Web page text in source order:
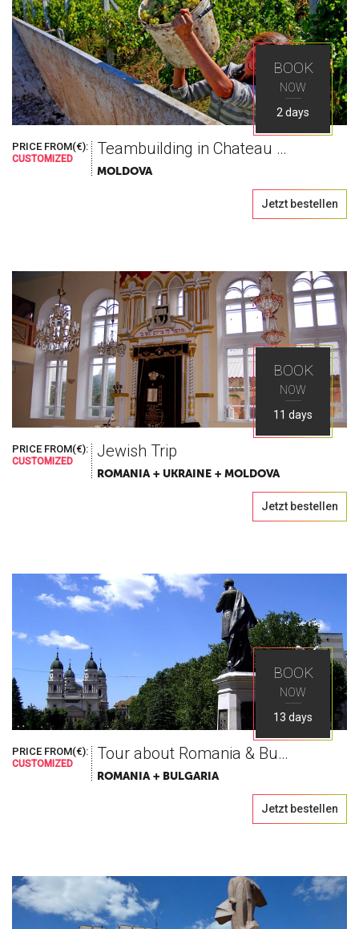
BOOK
NOW
2 days
PRICE FROM(€):
CUSTOMIZED
Teambuilding in Chateau Vartely
MOLDOVA
Jetzt bestellen
BOOK
NOW
11 days
PRICE FROM(€):
CUSTOMIZED
Jewish Trip
ROMANIA + UKRAINE + MOLDOVA
Jetzt bestellen
BOOK
NOW
13 days
PRICE FROM(€):
CUSTOMIZED
Tour about Romania & Bulgaria
ROMANIA + BULGARIA
Jetzt bestellen